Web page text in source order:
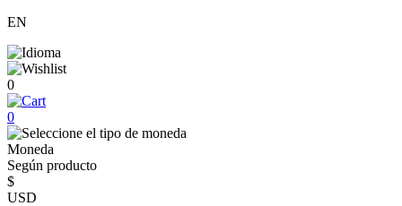
EN
0
0
Moneda
Según producto
$
USD